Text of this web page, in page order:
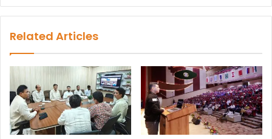
Related Articles